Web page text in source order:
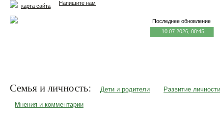
Напишите нам
карта сайта
Последнее обновление
10.07.2026, 08:45
Семья и личность: Дети и родители Развитие личности
Мнения и комментарии